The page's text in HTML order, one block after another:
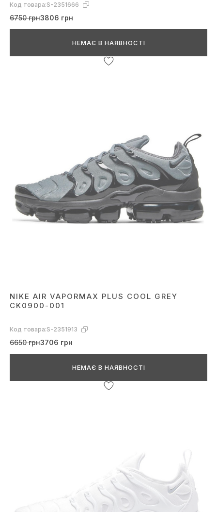
Код товара:S-2351666
6750 грн3806 грн
НЕМАЄ В НАЯВНОСТІ
NIKE AIR VAPORMAX PLUS COOL GREY
CK0900-001
Код товара:S-2351913
6650 грн3706 грн
НЕМАЄ В НАЯВНОСТІ